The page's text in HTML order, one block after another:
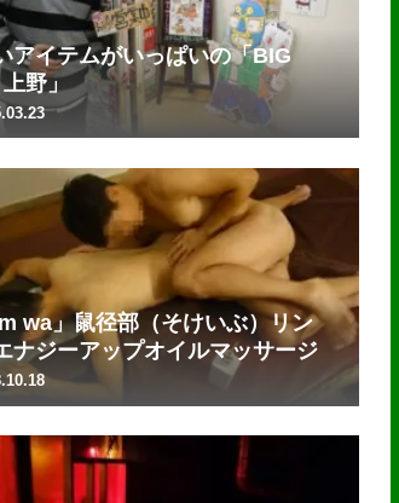
アイテムがいっぱいの「BIG
野」
wa」鼠径部（そけいぶ）リン
ナジーアップオイルマッサージ